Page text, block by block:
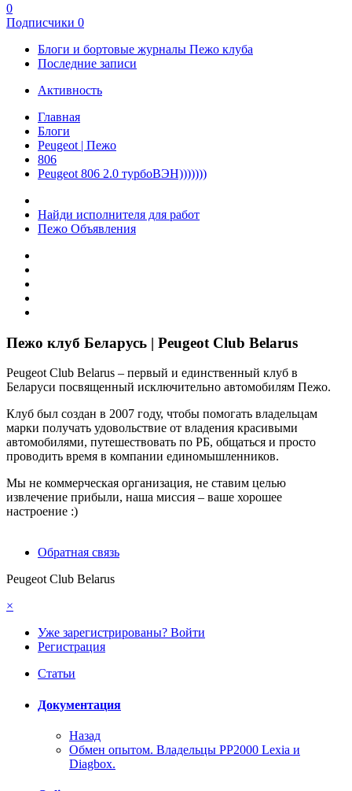
0
Подписчики 0
Блоги и бортовые журналы Пежо клуба
Последние записи
Активность
Главная
Блоги
Peugeot | Пежо
806
Peugeot 806 2.0 турбоВЭН)))))))
Найди исполнителя для работ
Пежо Объявления
Пежо клуб Беларусь | Peugeot Club Belarus
Peugeot Club Belarus – первый и единственный клуб в
Беларуси посвященный исключительно автомобилям Пежо.
Клуб был создан в 2007 году, чтобы помогать владельцам
марки получать удовольствие от владения красивыми
автомобилями, путешествовать по РБ, общаться и просто
проводить время в компании единомышленников.
Мы не коммерческая организация, не ставим целью
извлечение прибыли, наша миссия – ваше хорошее
настроение :)
Обратная связь
Peugeot Club Belarus
×
Уже зарегистрированы? Войти
Регистрация
Статьи
Документация
Назад
Обмен опытом. Владельцы PP2000 Lexia и
Diagbox.